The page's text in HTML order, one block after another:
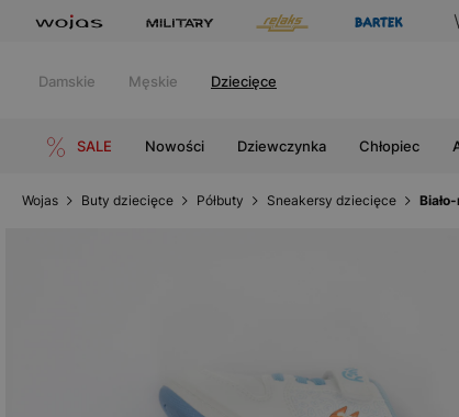
Damskie Męskie Dziecięce
SALE Nowości Dziewczynka Chłopiec
Wojas Buty dziecięce Półbuty Sneakersy dziecięce